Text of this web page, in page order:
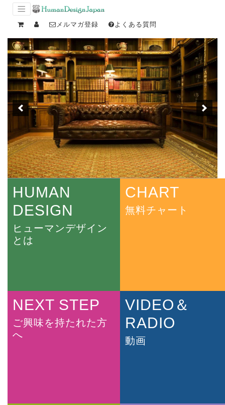
メルマガ登録 よくある質問
HUMAN
DESIGN
ヒューマンデザイン
とは
CHART
無料チャート
NEXT STEP
ご興味を持たれた方
へ
VIDEO＆
RADIO
動画